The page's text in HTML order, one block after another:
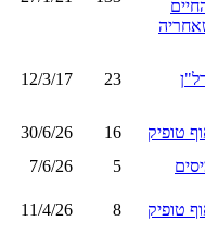
23
12/3/17
טופיק 16
30/6/26
5
7/6/26
טופיק 8
11/4/26